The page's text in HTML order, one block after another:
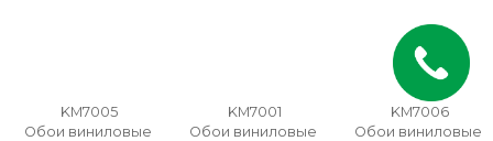
KM7005
Обои виниловые
KM7001
Обои виниловые
KM7006
Обои виниловые